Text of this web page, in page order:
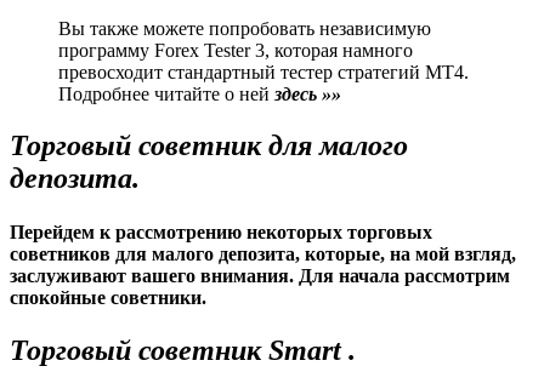
Вы также можете попробовать независимую
программу Forex Tester 3, которая намного
превосходит стандартный тестер стратегий МТ4.
Подробнее читайте о ней здесь »»
Торговый советник для малого
депозита.
Перейдем к рассмотрению некоторых торговых
советников для малого депозита, которые, на мой взгляд,
заслуживают вашего внимания. Для начала рассмотрим
спокойные советники.
Торговый советник Smart .